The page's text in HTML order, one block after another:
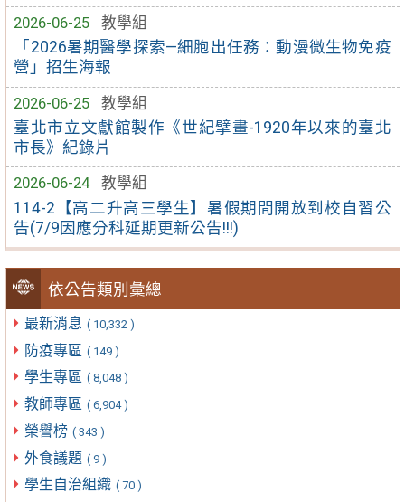
2026-06-25
教學組
「2026暑期醫學探索—細胞出任務：動漫微生物免疫
營」招生海報
2026-06-25
教學組
臺北市立文獻館製作《世紀擘畫-1920年以來的臺北
市長》紀錄片
2026-06-24
教學組
114-2【高二升高三學生】暑假期間開放到校自習公
告(7/9因應分科延期更新公告!!!)
依公告類別彙總
最新消息 ( 10,332 )
防疫專區 ( 149 )
學生專區 ( 8,048 )
教師專區 ( 6,904 )
榮譽榜 ( 343 )
外食議題 ( 9 )
學生自治組織 ( 70 )